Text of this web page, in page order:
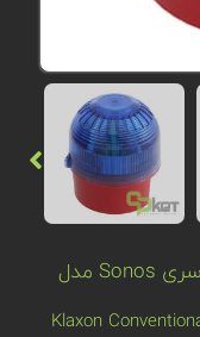
فلاشر اعلام حریق متعارفی کلکسون سری Sonos مدل
Klaxon